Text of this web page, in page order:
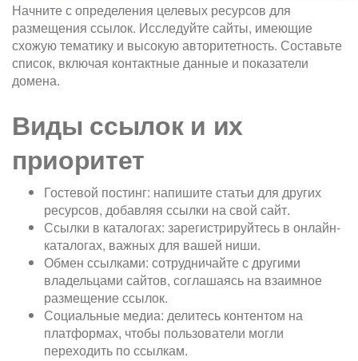
Начните с определения целевых ресурсов для
размещения ссылок. Исследуйте сайты, имеющие
схожую тематику и высокую авторитетность. Составьте
список, включая контактные данные и показатели
домена.
Виды ссылок и их
приоритет
Гостевой постинг: напишите статьи для других
ресурсов, добавляя ссылки на свой сайт.
Ссылки в каталогах: зарегистрируйтесь в онлайн-
каталогах, важных для вашей ниши.
Обмен ссылками: сотрудничайте с другими
владельцами сайтов, соглашаясь на взаимное
размещение ссылок.
Социальные медиа: делитесь контентом на
платформах, чтобы пользователи могли
переходить по ссылкам.